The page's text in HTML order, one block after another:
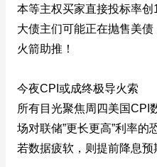
本等主权买家直接投标率
大债主们可能正在抛售美债
火箭助推！
今夜CPI或成终极导火索
所有目光聚焦周四美国
场对联储”更长更高”利率的
若数据疲软，则提前降息预